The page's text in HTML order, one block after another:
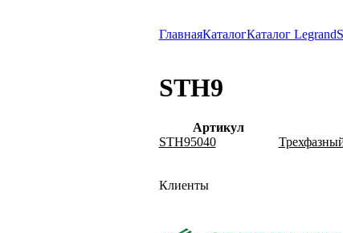
ГлавнаяКаталогКаталог Legrand
STH9
Артикул
STH95040
Клиенты